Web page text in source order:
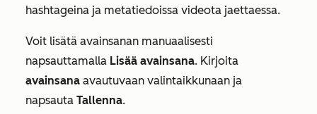
hashtageina ja metatiedoissa videota jaettaessa.
Voit lisätä avainsanan manuaalisesti
napsauttamalla Lisää avainsana. Kirjoita
avainsana avautuvaan valintaikkunaan ja
napsauta Tallenna.